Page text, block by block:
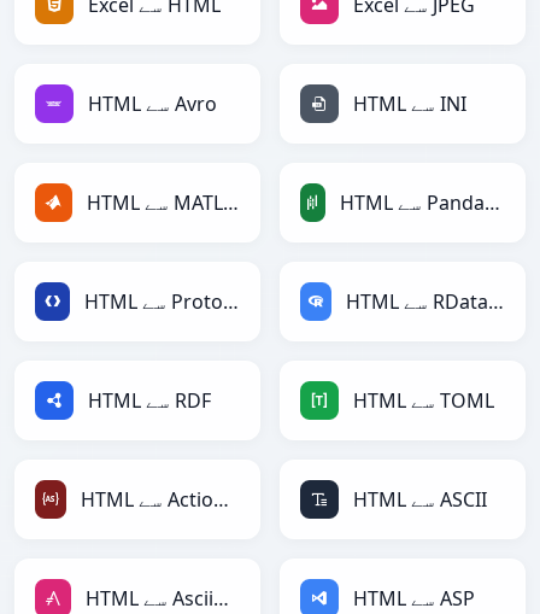
HTML سے Avro HTML سے INI
HTML سے MATLAB HTML سے PandasDataFrame
HTML سے Protobuf HTML سے RDataFrame
HTML سے RDF HTML سے TOML
HTML سے ActionScript HTML سے ASCII
HTML سے AsciiDoc HTML سے ASP